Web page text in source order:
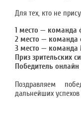
Для тех, кто не
1 место — команда
2 место — команда
3 место — команда
Приз зрительских
Победитель
Поздравляем
дальнейших